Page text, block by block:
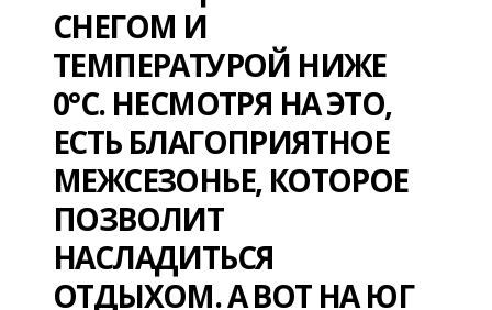
СНЕГОМ И
ТЕМПЕРАТУРОЙ НИЖЕ
0°С. НЕСМОТРЯ НА ЭТО,
ЕСТЬ БЛАГОПРИЯТНОЕ
МЕЖСЕЗОНЬЕ, КОТОРОЕ
ПОЗВОЛИТ
НАСЛАДИТЬСЯ
ОТДЫХОМ. А ВОТ НА ЮГ